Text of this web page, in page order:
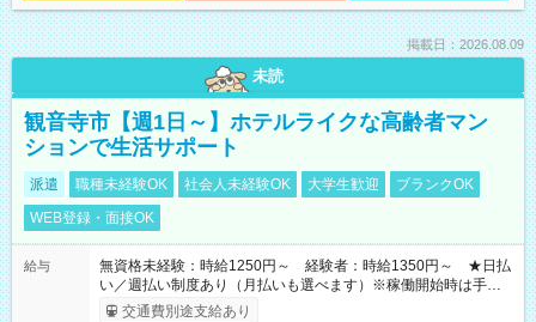
掲載日：2026.08.09
未読
観音寺市【週1日～】ホテルライクな高齢者マン
ションで生活サポート
派遣 職種未経験OK 社会人未経験OK 大学生歓迎
ブランクOK
WEB登録・面接OK
給与
無資格未経験：時給1250円～ 経験者：時給1350円～ ★日払
い／週払い制度あり（月払いも選べます）※稼働開始時は手続き
完了次第のお支払いとなります。
交通費別途支給あり